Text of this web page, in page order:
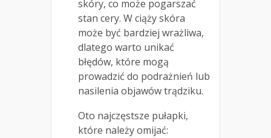
skóry, co może pogarszać
stan cery. W ciąży skóra
może być bardziej wrażliwa,
dlatego warto unikać
błędów, które mogą
prowadzić do podrażnień lub
nasilenia objawów trądziku.
Oto najczęstsze pułapki,
które należy omijać: